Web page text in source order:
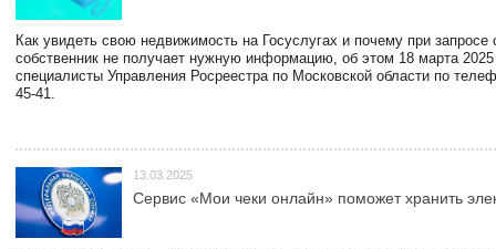
Как увидеть свою недвижимость на Госуслугах и почему при запросе
собственник не получает нужную информацию, об этом 18 марта 2025
специалисты Управления Росреестра по Московской области по
45-41.
13.03.2025
Сервис «Мои чеки онлайн» поможет хранить